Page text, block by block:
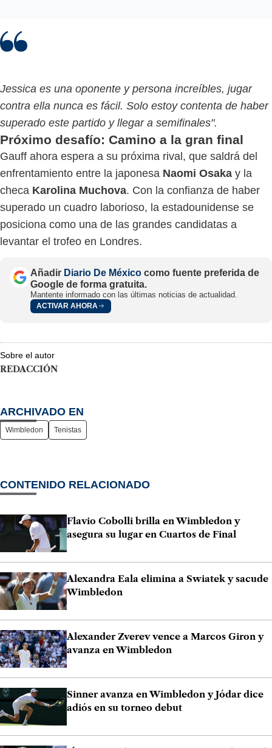
Jessica es una oponente y persona increíbles, jugar
contra ella nunca es fácil. Solo estoy contenta de haber
superado este partido y llegar a semifinales".
Próximo desafío: Camino a la gran final
Gauff ahora espera a su próxima rival, que saldrá del
enfrentamiento entre la japonesa Naomi Osaka y la
checa Karolina Muchova. Con la confianza de haber
superado un cuadro laborioso, la estadounidense se
posiciona como una de las grandes candidatas a
levantar el trofeo en Londres.
Añadir Diario De México como fuente preferida de
Google de forma gratuita.
Mantente informado con las últimas noticias de actualidad.
ACTIVAR AHORA
Sobre el autor
REDACCIÓN
ARCHIVADO EN
Wimbledon Tenistas
CONTENIDO RELACIONADO
Flavio Cobolli brilla en Wimbledon y
asegura su lugar en Cuartos de Final
Alexandra Eala elimina a Swiatek y sacude
Wimbledon
Alexander Zverev vence a Marcos Giron y
avanza en Wimbledon
Sinner avanza en Wimbledon y Jódar dice
adiós en su torneo debut